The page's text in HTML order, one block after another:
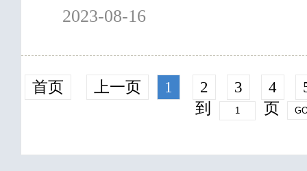
2023-08-16
首页 上一页 1 2 3 4
到
页